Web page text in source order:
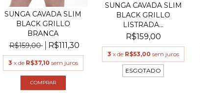
SUNGA CAVADA SLIM
BLACK GRILLO
BRANCA
R$159,00
R$111,30
3 x de R$37,10 sem juros
COMPRAR
SUNGA CAVADA SLIM
BLACK GRILLO
LISTRADA...
R$159,00
3 x de R$53,00 sem juros
ESGOTADO